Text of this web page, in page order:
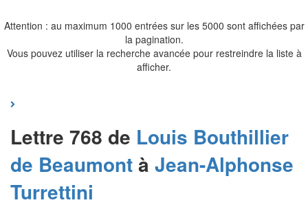
Attention : au maximum 1000 entrées sur les 5000 sont affichées par
la pagination.
Vous pouvez utiliser la recherche avancée pour restreindre la liste à
afficher.
Lettre 768 de Louis Bouthillier
de Beaumontà Jean-Alphonse
Turrettini